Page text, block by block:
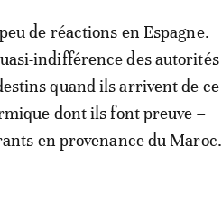
de réactions en Espagne.
indifférence des autorités
quand ils arrivent de ce
dont ils font preuve –
en provenance du Maroc.